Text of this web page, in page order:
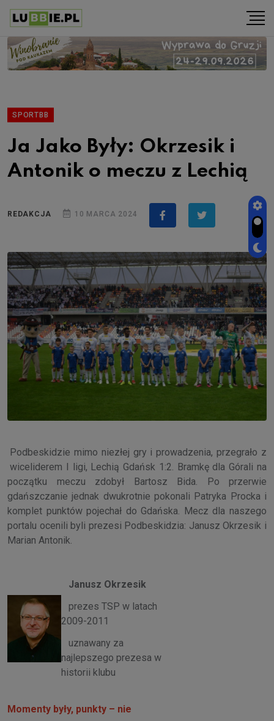
SPORTBB
Ja Jako Były: Okrzesik i
Antonik o meczu z Lechią
REDAKCJA 10 MARCA 2024
Podbeskidzie mimo niezłej gry i prowadzenia, przegrało z
wiceliderem I ligi, Lechią Gdańsk 1:2. Bramkę dla Górali na
początku meczu zdobył Bartosz Bida. Po przerwie
gdańszczanie jednak dwukrotnie pokonali Patryka Procka i
komplet punktów pojechał do Gdańska. Mecz dla naszego
portalu ocenili byli prezesi Podbeskidzia: Janusz Okrzesik i
Marian Antonik.
Janusz Okrzesik
prezes TSP w latach
2009-2011
uznawany za
najlepszego prezesa w
historii klubu
Momenty były, punkty – nie